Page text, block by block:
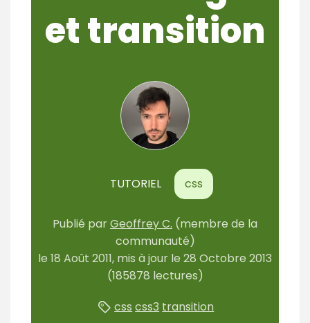
et transition
TUTORIEL css
Publié parGeoffrey C. (membre de la
communauté)
le 18 Août 2011, mis à jour le 28 Octobre 2013
(185878 lectures)
css css3 transition